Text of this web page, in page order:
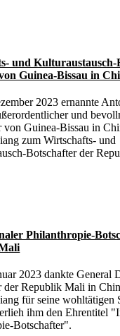
und Kulturaustausch-
Guinea-Bissau in
2023 ernannte
und
von Guinea-Bissau in
zum Wirtschafts- und
Botschafter der
Philanthropie-
2023 dankte General
der Republik Mali in
für seine wohltätigen
ihm den Ehrentitel
Botschafter".